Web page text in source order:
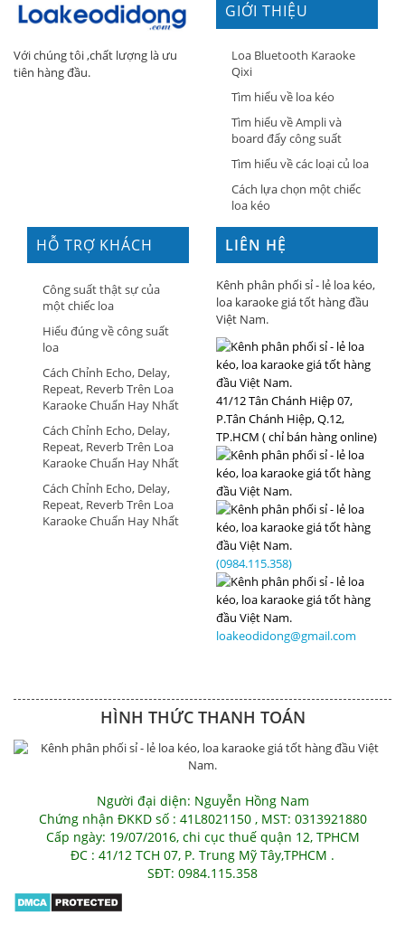
Với chúng tôi ,chất lượng là ưu
tiên hàng đầu.
GIỚI THIỆU
Loa Bluetooth Karaoke
Qixi
Tìm hiểu về loa kéo
Tìm hiểu về Ampli và
board đẩy công suất
Tìm hiểu về các loại củ loa
Cách lựa chọn một chiếc
loa kéo
HỖ TRỢ KHÁCH
HÀNG
Công suất thật sự của
một chiếc loa
Hiểu đúng về công suất
loa
Cách Chỉnh Echo, Delay,
Repeat, Reverb Trên Loa
Karaoke Chuẩn Hay Nhất
Cách Chỉnh Echo, Delay,
Repeat, Reverb Trên Loa
Karaoke Chuẩn Hay Nhất
Cách Chỉnh Echo, Delay,
Repeat, Reverb Trên Loa
Karaoke Chuẩn Hay Nhất
LIÊN HỆ
Kênh phân phối sỉ - lẻ loa kéo,
loa karaoke giá tốt hàng đầu
Việt Nam.
41/12 Tân Chánh Hiệp 07,
P.Tân Chánh Hiệp, Q.12,
TP.HCM ( chỉ bán hàng online)
(0984.115.358)
loakeodidong@gmail.com
HÌNH THỨC THANH TOÁN
Người đại diện: Nguyễn Hồng Nam
Chứng nhận ĐKKD số : 41L8021150 , MST: 0313921880
Cấp ngày: 19/07/2016, chi cục thuế quận 12, TPHCM
ĐC : 41/12 TCH 07, P. Trung Mỹ Tây,TPHCM .
SĐT: 0984.115.358